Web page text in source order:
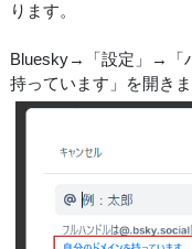
ります。
Bluesky→「設定」→「
持っています」を開きま